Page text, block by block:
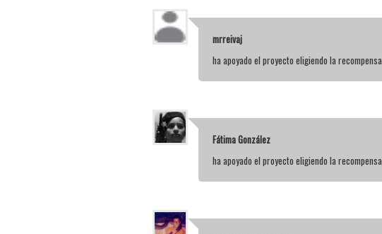
mrreivaj
ha apoyado el proyecto eligiendo la recompensa
Fátima González
ha apoyado el proyecto eligiendo la recompensa